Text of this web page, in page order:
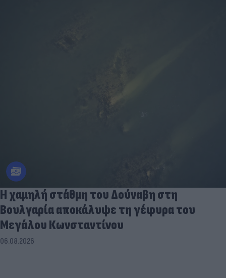
Η χαμηλή στάθμη του Δούναβη στη
Βουλγαρία αποκάλυψε τη γέφυρα του
Μεγάλου Κωνσταντίνου
06.08.2026